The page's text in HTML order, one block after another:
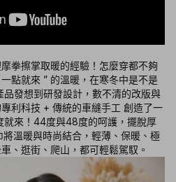
拳擦掌取暖的經驗！怎麼穿都不夠
點就來 ” 的溫暖，在寒冬中是不是
發想到研發設計，數不清的改版與
利科技 + 傳統的車縫手工 創造了一
就來！44度與48度的呵護，擺脫厚
溫暖與時尚結合，輕薄、保暖、極
、逛街、爬山，都可輕鬆駕馭。